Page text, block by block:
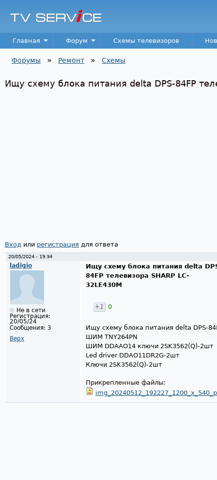
TV
Service
Main menu
Главная Форум Схемы телевизоров
Форумы » Ремонт » Схемы
Ищу схему блока питания delta DPS-84FP
Вход или регистрация для ответа
20/05/2024 - 19:34
ladigio
Не в сети
Регистрация:
20/05/24
Сообщения: 3
Верх
Ищу схему блока питания delta
84FP телевизора SHARP LC-
32LE430M
+1 0
Ищу схему блока питания delta DPS-
ШИМ TNY264PN
ШИМ DDAAO14 ключи 2SK3562(Q)-2шт
Led driver DDAO11DR2G-2шт
Ключи 2SK3562(Q)-2шт
Прикрепленные файлы: